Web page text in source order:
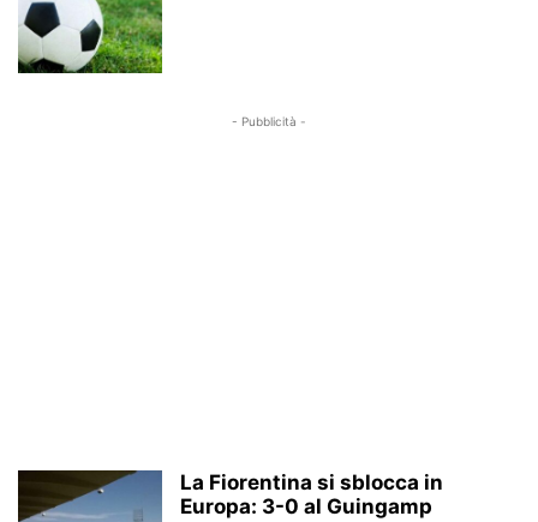
- Pubblicità -
La Fiorentina si sblocca in
Europa: 3-0 al Guingamp